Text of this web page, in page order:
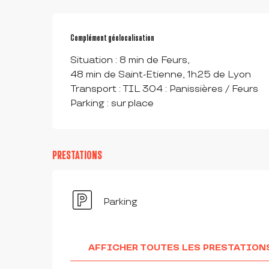
Complément géolocalisation
Complément géolocalisation
Situation : 8 min de Feurs,
48 min de Saint-Etienne, 1h25 de Lyon
Transport : TIL 304 : Panissières / Feurs
Parking : sur place
PRESTATIONS
Parking
AFFICHER TOUTES LES